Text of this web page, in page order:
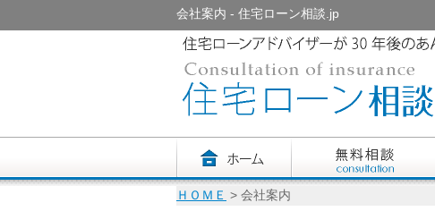
会社案内 - 住宅ローン相談.jp
ＨＯＭＥ > 会社案内